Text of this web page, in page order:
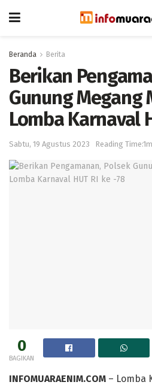
Beranda Berita
Berikan
Gunung Megang
Lomba Karnaval
Sabtu, 19 Agustus 2023 Reading
0
BAGIKAN
INFOMUARAENIM.COM – Lomba